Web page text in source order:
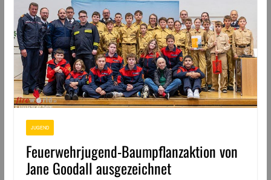
JUGEND
Feuerwehrjugend-Baumpflanzaktion von
Jane Goodall ausgezeichnet